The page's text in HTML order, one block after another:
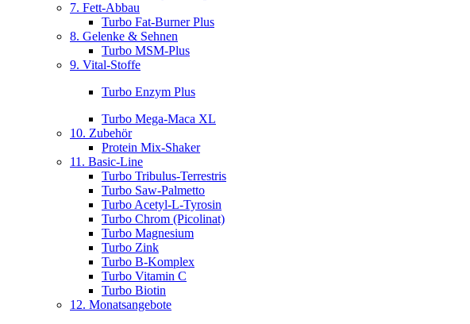
7. Fett-Abbau
Turbo Fat-Burner Plus
8. Gelenke & Sehnen
Turbo MSM-Plus
9. Vital-Stoffe
Turbo Enzym Plus
Turbo Mega-Maca XL
10. Zubehör
Protein Mix-Shaker
11. Basic-Line
Turbo Tribulus-Terrestris
Turbo Saw-Palmetto
Turbo Acetyl-L-Tyrosin
Turbo Chrom (Picolinat)
Turbo Magnesium
Turbo Zink
Turbo B-Komplex
Turbo Vitamin C
Turbo Biotin
12. Monatsangebote